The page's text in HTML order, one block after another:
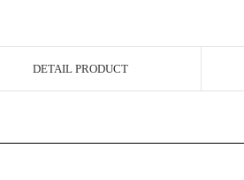
DETAIL PRODUCT